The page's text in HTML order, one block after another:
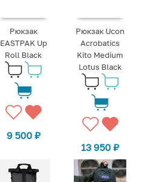
Рюкзак
EASTPAK Up
Roll Black
9 500 ₽
Рюкзак Ucon
Acrobatics
Kito Medium
Lotus Black
13 950₽